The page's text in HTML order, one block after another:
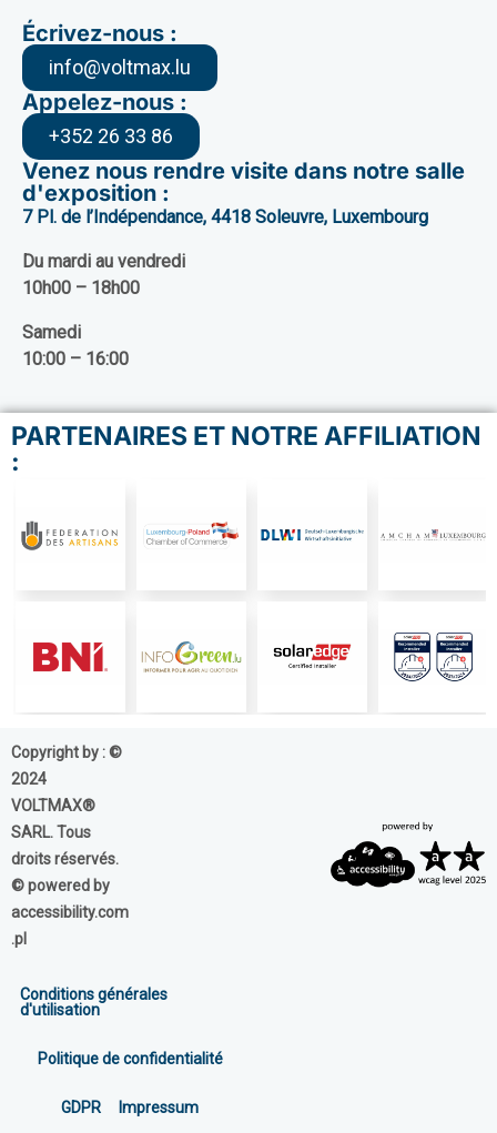
Écrivez-nous :
info@voltmax.lu
Appelez-nous :
+352 26 33 86
Venez nous rendre visite dans notre salle
d'exposition :
7 Pl. de l’Indépendance, 4418 Soleuvre, Luxembourg
Du mardi au vendredi
10h00 – 18h00
Samedi
10:00 – 16:00
PARTENAIRES ET NOTRE AFFILIATION
:
Copyright by : ©
2024
VOLTMAX®
SARL. Tous
droits réservés.
© powered by
accessibility.com
.pl
Conditions générales
d'utilisation
Politique de confidentialité
GDPR Impressum